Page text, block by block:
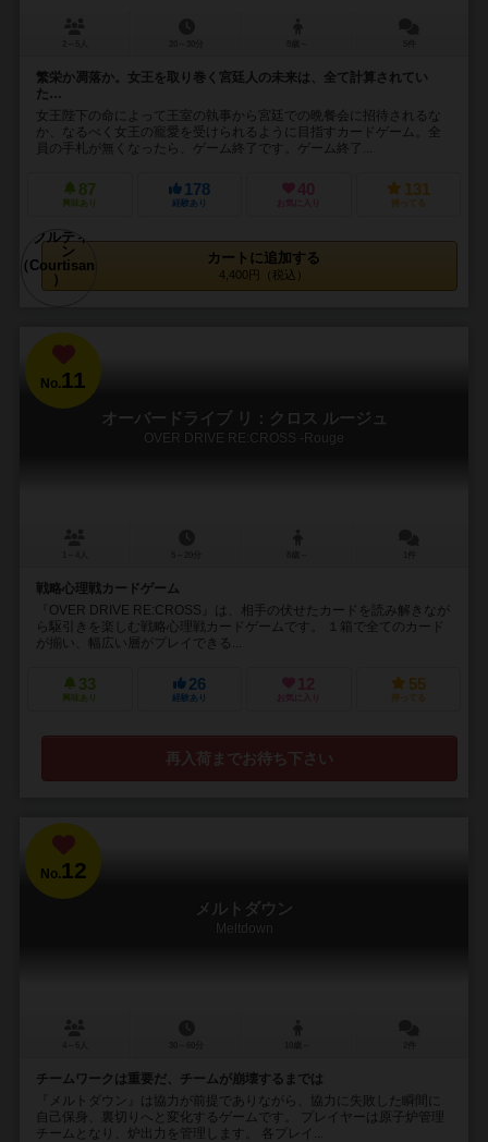
繁栄か凋落か。女王を取り巻く宮廷人の未来は、全て計算されてい
た…
女王陛下の命によって王室の執事から宮廷での晩餐会に招待されるな
か、なるべく女王の寵愛を受けられるように目指すカードゲーム。全
員の手札が無くなったら、ゲーム終了です。ゲーム終了...
87
興味あり
178
経験あり
40
お気に入り
131
持ってる
カートに追加する
4,400円（税込）
No.11
オーバードライブ リ：クロス ルージュ
OVER DRIVE RE:CROSS -Rouge
戦略心理戦カードゲーム
『OVER DRIVE RE:CROSS』は、相手の伏せたカードを読み解きなが
ら駆引きを楽しむ戦略心理戦カードゲームです。 １箱で全てのカード
が揃い、幅広い層がプレイできる...
33
興味あり
26
経験あり
12
お気に入り
55
持ってる
再入荷までお待ち下さい
No.12
メルトダウン
Meltdown
チームワークは重要だ、チームが崩壊するまでは
『メルトダウン』は協力が前提でありながら、協力に失敗した瞬間に
自己保身、裏切りへと変化するゲームです。 プレイヤーは原子炉管理
チームとなり、炉出力を管理します。 各プレイ...